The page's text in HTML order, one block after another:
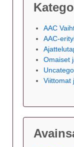
AAC
AAC-
Omaiset
Viittomat